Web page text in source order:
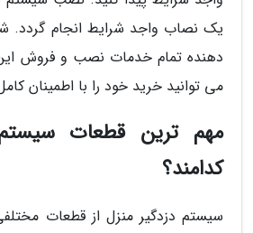
یک نصاب واجد شرایط انجام گردد.
دهنده تمام خدمات نصب و فروش
می توانید خرید خود را با اطمینان
مهم ترین قطعات
کدامند؟
سیستم دزدگیر منزل از قطعات